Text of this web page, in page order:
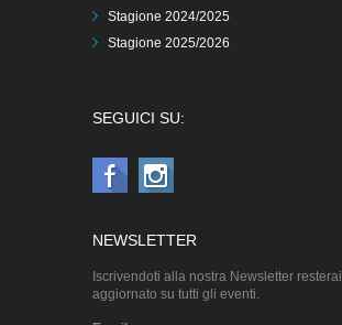
Stagione 2024/2025
Stagione 2025/2026
SEGUICI SU:
NEWSLETTER
Iscrivendoti alla nostra Newsletter resterai
aggiornato su tutti gli eventi.